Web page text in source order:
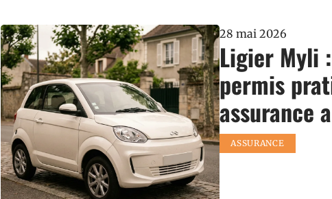
28 mai 2026
Ligier Myli
permis
assurance
ASSURANCE